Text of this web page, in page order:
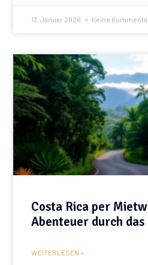
13. Januar 2026 Keine
Costa Rica per
Abenteuer durch
WEITERLESEN »